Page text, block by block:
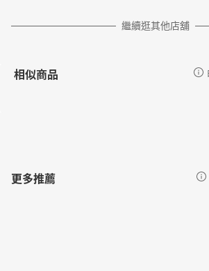
文化、法治、風俗的縮影，環環相扣。
◈李明璁（公視《我在市場待了一整天》主持
【作者簡介】
繼續逛其他店舖
相似商品
更多推薦